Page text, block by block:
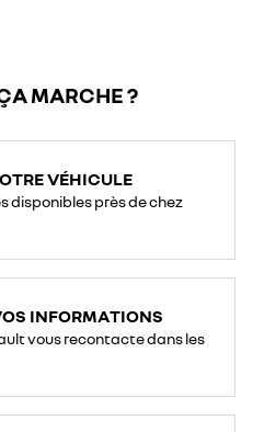
MARCHE ?
VÉHICULE
disponibles près de chez
INFORMATIONS
vous recontacte dans les